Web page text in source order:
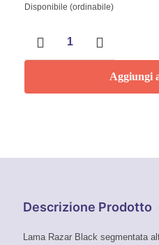
Disponibile (ordinabile)
Black
Tajima
Aggiungi
Descrizione Prodotto
Lama Razar Black segmentata